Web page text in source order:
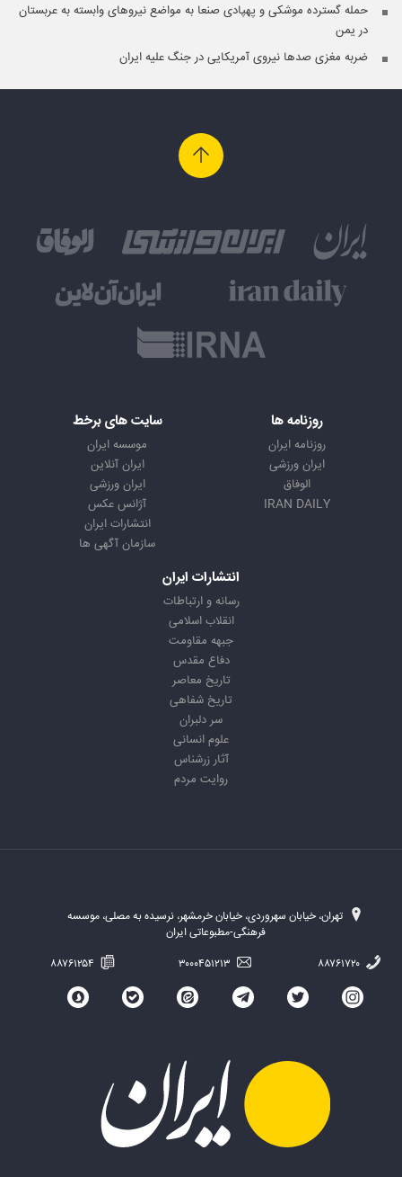
حمله گسترده موشکی و پهپادی صنعا به مواضع نیروهای وابسته به عربستان
در یمن
ضربه مغزی صدها نیروی آمریکایی در جنگ علیه ایران
روزنامه ها
روزنامه ایران
ایران ورزشی
الوفاق
IRAN DAILY
سایت های برخط
موسسه ایران
ایران آنلاین
ایران ورزشی
آژانس عکس
انتشارات ایران
سازمان آگهی ها
انتشارات ایران
رسانه و ارتباطات
انقلاب اسلامی
جبهه مقاومت
دفاع مقدس
تاریخ معاصر
تاریخ شفاهی
سر دلبران
علوم انسانی
آثار زرشناس
روایت مردم
تهران، خیابان سهروردی، خیابان خرمشهر، نرسیده به مصلی، موسسه
فرهنگی-مطبوعاتی ایران